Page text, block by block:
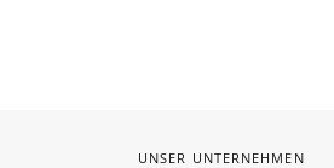
UNSER UNTERNEHMEN